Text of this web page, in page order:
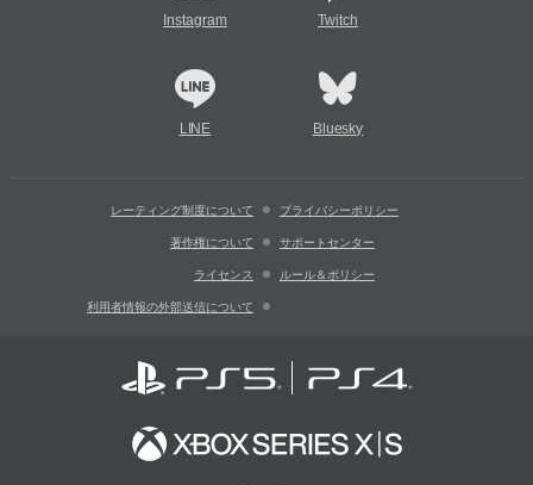
Instagram Twitch
LINE Bluesky
レーティング制度について プライバシーポリシー
著作権について サポートセンター
ライセンス ルール＆ポリシー
利用者情報の外部送信について